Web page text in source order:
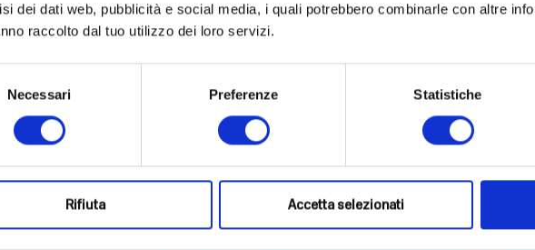
dei dati web, pubblicità e social media, i quali potrebbero combinarle con altre
raccolto dal tuo utilizzo dei loro servizi.
Necessari Preferenze Statistiche
Rifiuta Accetta selezionati
0